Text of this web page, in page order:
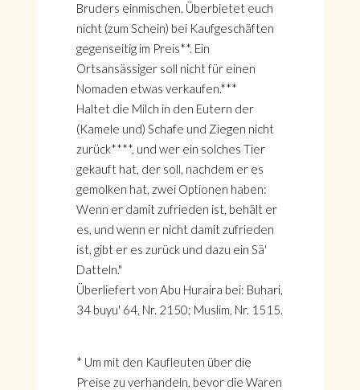
Bruders einmischen. Überbietet euch
nicht (zum Schein) bei Kaufgeschäften
gegenseitig im Preis**. Ein
Ortsansässiger soll nicht für einen
Nomaden etwas verkaufen.***
Haltet die Milch in den Eutern der
(Kamele und) Schafe und Ziegen nicht
zurück****, und wer ein solches Tier
gekauft hat, der soll, nachdem er es
gemolken hat, zwei Optionen haben:
Wenn er damit zufrieden ist, behält er
es, und wenn er nicht damit zufrieden
ist, gibt er es zurück und dazu ein Sä'
Datteln."
Überliefert von Abu Huraira bei: Buhari,
34 buyu' 64, Nr. 2150; Muslim, Nr. 1515.
* Um mit den Kaufleuten über die
Preise zu verhandeln, bevor die Waren